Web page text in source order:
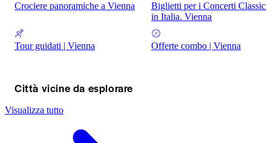
Crociere panoramiche a Vienna
Biglietti per i Concerti Classici
in Italia. Vienna
Tour guidati | Vienna Offerte combo | Vienna
Città vicine da esplorare
Visualizza tutto